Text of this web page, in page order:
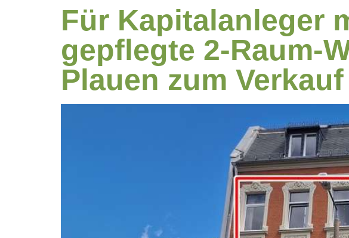
Für Kapitalanleger
gepflegte 2-Raum-
Plauen zum Verkauf